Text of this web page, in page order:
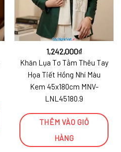
1,242,000₫
Khăn Lụa Tơ Tằm Thêu Tay
Họa Tiết Hồng Nhí Màu
Kem 45x180cm MNV-
LNL45180.9
THÊM VÀO GIỎ
HÀNG